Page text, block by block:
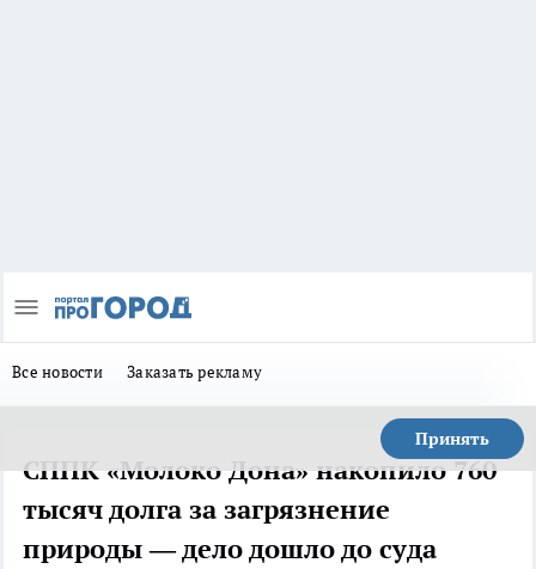
Все новости Заказать рекламу
Принять
СППК «Молоко Дона» накопило 760
тысяч долга за загрязнение
природы — дело дошло до суда